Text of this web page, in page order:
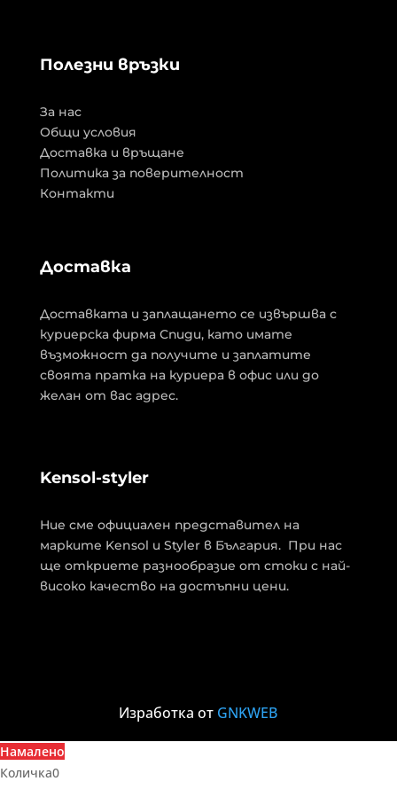
Полезни връзки
За нас
Общи условия
Доставка и връщане
Политика за поверителност
Контакти
Доставка
Доставката и заплащането се извършва с
куриерска фирма Спиди, като имате
възможност да получите и заплатите
своята пратка на куриера в офис или до
желан от вас адрес.
Kensol-styler
Ние сме официален представител на
марките Kensol и Styler в България. При нас
ще откриете разнообразие от стоки с най-
високо качество на достъпни цени.
Изработка от GNKWEB
Намалено
Количка0